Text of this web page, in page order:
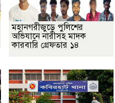
মহানগরীজুড়ে পুলিশের
অভিযানে নারীসহ মাদক
কারবারি গ্রেফতার ১৪